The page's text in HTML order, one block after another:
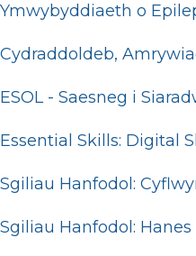
Ymwybyddiaeth o
Cydraddoldeb,
ESOL - Saesneg i
Essential Skills: Digital
Sgiliau Hanfodol:
Sgiliau Hanfodol: Hanes